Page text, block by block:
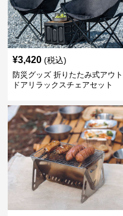
¥3,420 (税込)
防災グッズ 折りたたみ式アウト
ドアリラックスチェアセット